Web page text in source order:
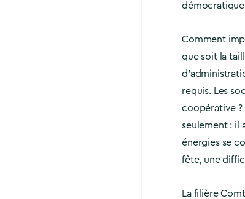
Comment
que soit la
requis. Les
coopérative ?
seulement : il
énergies se
fête, une
La filière